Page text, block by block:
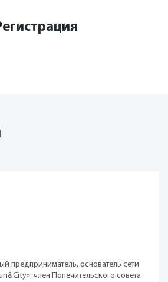
предприниматель, основатель сети
член Попечительского совета